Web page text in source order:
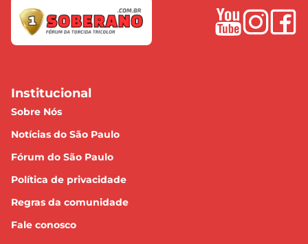
Institucional
Sobre Nós
Notícias do São Paulo
Fórum do São Paulo
Política de privacidade
Regras da comunidade
Fale conosco